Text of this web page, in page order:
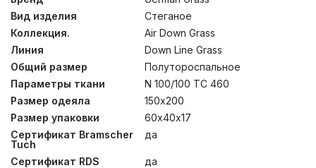
изготовлены по технологии BOX- QUILTING ®, которая
позволяет создавать доступные по цене стеганные
пуховые одеяла, которые по многим параметрам не
уступают кассетным. Метод минимизирует миграцию
наполнителя наружу, позволяя одеялу оставаться
пышным весь срок эксплуатации и даже продлевает
его, снижая износ ткани чехла. Эргономичная стежка
“КОКОН” повторяет контуры тела человека и
способствует равномерному прилеганию одеяла.
Подушки невысокие, мягко поддерживают и
разгружают шею во время сна. Подушки допускается
стирать при температуре до 30°С. Для одеял
Вид изделия
Стеганое
Коллекция.
Air Down Grass
Линия
Down Line Grass
Общий размер
Полутороспальное
Параметры ткани
N 100/100 TC 460
Размер одеяла
150х200
Размер упаковки
60х40х17
Сертификат Bramscher
Tuch
да
Сертификат RDS
да